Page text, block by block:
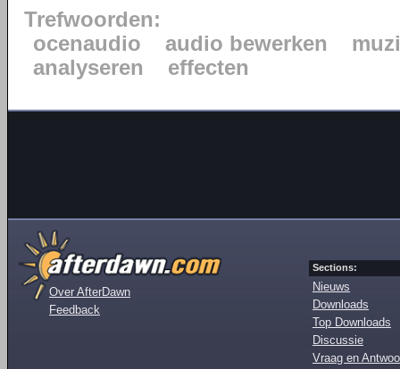
Trefwoorden:
ocenaudio
audio bewerken
analyseren
effecten
Over AfterDawn
Feedback
Sections:
Nieuws
Downloads
Top Downloads
Discussie
Vraag en